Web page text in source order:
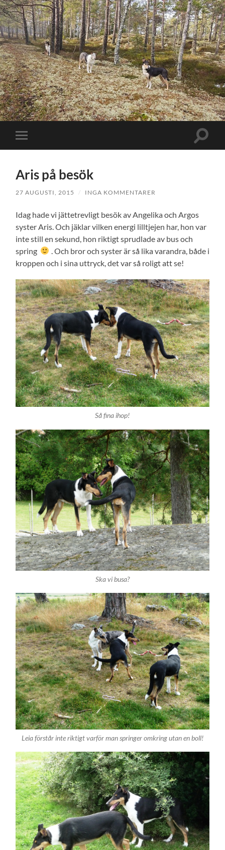
Slå
på/av
Slå
Aris på besök
27 AUGUSTI, 2015 / INGA KOMMENTARER
Idag hade vi jättetrevligt besök av Angelika och Argos
syster Aris. Och jäklar vilken energi lilltjejen har, hon var
inte still en sekund, hon riktigt sprudlade av bus och
spring
. Och bror och syster är så lika varandra, både i
kroppen och i sina uttryck, det var så roligt att se!
Så fina ihop!
Ska vi busa?
Leia förstår inte riktigt varför man springer omkring utan en boll!